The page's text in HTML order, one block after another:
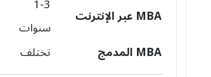
MBA عبر الإنترنت
1-3
سنوات
MBA المدمج
تختلف